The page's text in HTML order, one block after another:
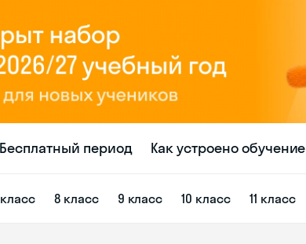
Бесплатный период Как устроено обучение
8 класс 9 класс 10 класс 11 класс